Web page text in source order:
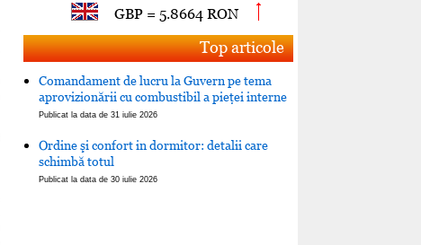
GBP = 5.8664 RON
Top articole
Comandament de lucru la Guvern pe tema
aprovizionării cu combustibil a pieţei interne
Publicat la data de 31 iulie 2026
Ordine şi confort in dormitor: detalii care
schimbă totul
Publicat la data de 30 iulie 2026